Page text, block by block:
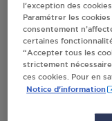
INTERMARCHE
AVENUE DU
63150MURAT LE
l’exception des
Paramétrer les
consentement
certaines
“Accepter tous les
strictement
ces cookies. Pour en
Notice d'information